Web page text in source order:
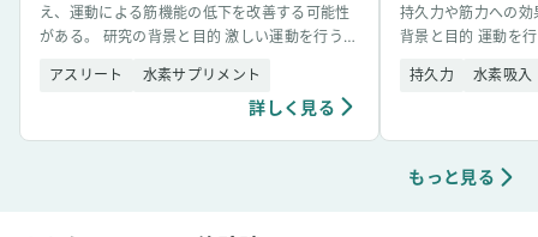
え、運動による筋機能の低下を改善する可能性
がある。 研究の背景と目的 激しい運動を行う
し、それに伴い「活性酸 [&hellip;]
アスリート 水素サプリメント
詳しく見る
持久力や筋力への
背景と目的 運動を
スに影響を与える
持久力 水素吸入
もっと見る